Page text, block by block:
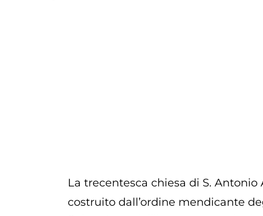
La trecentesca chiesa di S.
costruito dall’ordine mendicante